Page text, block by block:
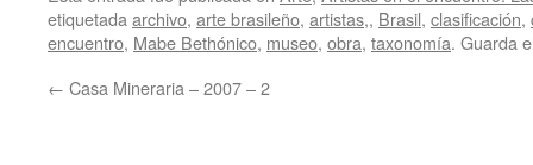
etiquetada archivo, arte brasileño, artistas,, Brasil, clasificación,
encuentro, Mabe Bethónico, museo, obra, taxonomía. Guarda
← Casa Mineraria – 2007 – 2